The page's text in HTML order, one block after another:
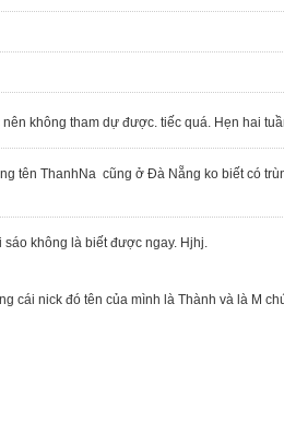
không tham dự được. tiếc quá. Hẹn hai
tên ThanhNa cũng ở Đà Nẵng ko biết có
không là biết được ngay. Hjhj.
cái nick đó tên của mình là Thành và là M